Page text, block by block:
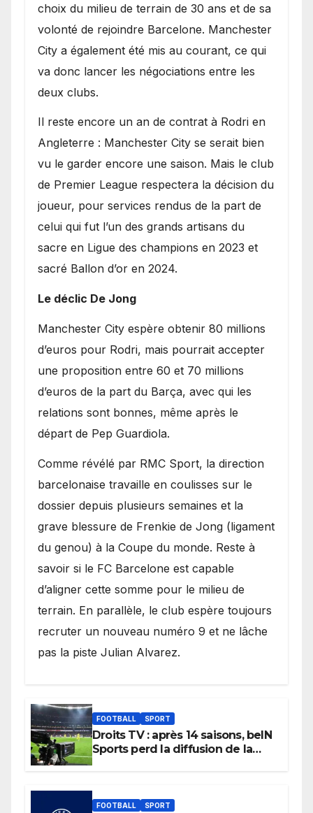
choix du milieu de terrain de 30 ans et de sa
volonté de rejoindre Barcelone. Manchester
City a également été mis au courant, ce qui
va donc lancer les négociations entre les
deux clubs.
​Il reste encore un an de contrat à Rodri en
Angleterre : Manchester City se serait bien
vu le garder encore une saison. Mais le club
de Premier League respectera la décision du
joueur, pour services rendus de la part de
celui qui fut l’un des grands artisans du
sacre en Ligue des champions en 2023 et
sacré Ballon d’or en 2024.
Le déclic De Jong
​Manchester City espère obtenir 80 millions
d’euros pour Rodri, mais pourrait accepter
une proposition entre 60 et 70 millions
d’euros de la part du Barça, avec qui les
relations sont bonnes, même après le
départ de Pep Guardiola.
​Comme révélé par RMC Sport, la direction
barcelonaise travaille en coulisses sur le
dossier depuis plusieurs semaines et la
grave blessure de Frenkie de Jong (ligament
du genou) à la Coupe du monde. Reste à
savoir si le FC Barcelone est capable
d’aligner cette somme pour le milieu de
terrain. En parallèle, le club espère toujours
recruter un nouveau numéro 9 et ne lâche
pas la piste Julian Alvarez.
FOOTBALL SPORT
Droits TV : après 14 saisons, beIN
Sports perd la diffusion de la
FOOTBALL SPORT